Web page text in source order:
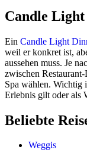
Candle
Ein Candle Light
weil er konkret ist,
aussehen muss. Je
zwischen
Spa wählen. Wichtig
Erlebnis gilt oder als
Beliebte
Weggis